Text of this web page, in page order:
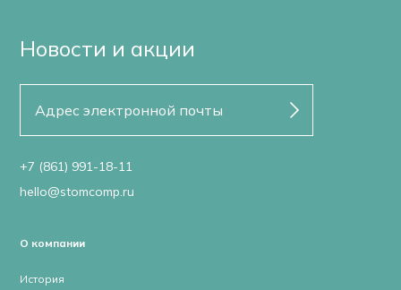
Новости и акции
+7 (861) 991-18-11
hello@stomcomp.ru
О компании
История